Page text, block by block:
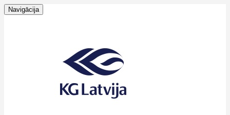
Navigācija